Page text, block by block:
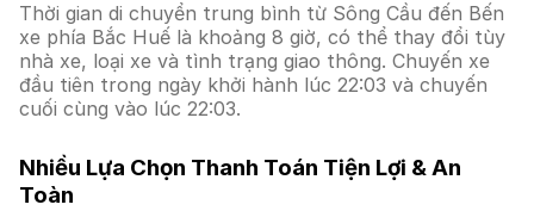
Thời gian di chuyển trung bình từ Sông Cầu đến Bến
xe phía Bắc Huế là khoảng 8 giờ, có thể thay đổi tùy
nhà xe, loại xe và tình trạng giao thông. Chuyến xe
đầu tiên trong ngày khởi hành lúc 22:03 và chuyến
cuối cùng vào lúc 22:03.
Nhiều Lựa Chọn Thanh Toán Tiện Lợi & An
Toàn